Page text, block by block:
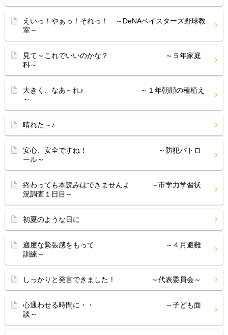
えいっ！やぁっ！それっ！ ～DeNAベイスターズ野球教
室～
見て～これでいいのかな？ ～５年家庭
科～
大きく、なあ～れ♪ ～１年朝顔の種植え
～
晴れた～♪
安心、安全ですね！ ～防犯パトロ
ール～
終わっても本読みはできませんよ ～市学力学習状
況調査１日目～
初夏のような日に
適度な緊張感をもって ～４月避難
訓練～
しっかりと発言できました！ ～代表委員会～
心通わせる時間に・・ ～子ども面
談～